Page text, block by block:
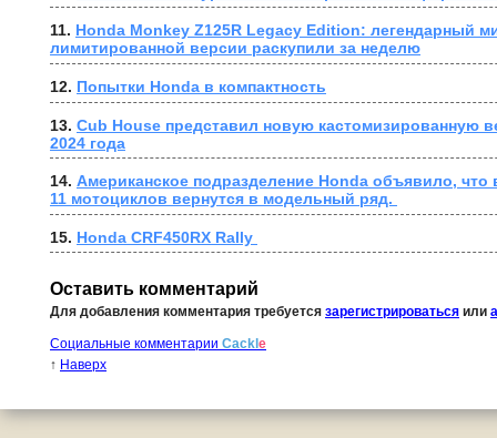
11. Honda Monkey Z125R Legacy Edition: легендарный
лимитированной версии раскупили за неделю
12. Попытки Honda в компактность
13. Cub House представил новую кастомизированную
2024 года
14. Американское подразделение Honda объявило, что
11 мотоциклов вернутся в модельный ряд.
15. Honda CRF450RX Rally
Оставить комментарий
Для добавления комментария требуется зарегистрироваться или
Социальные комментарии Cackle
↑ Наверх